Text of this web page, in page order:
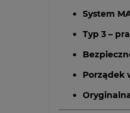
System
Typ 3 –
Porządek